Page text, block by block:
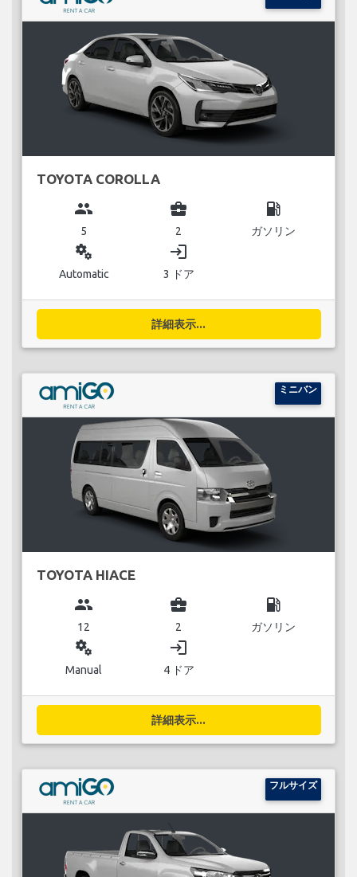
TOYOTA COROLLA
group
5
business_center
2
local_gas_station
ガソリン
miscellaneous_services
Automatic
login
3 ドア
詳細表示...
ミニバン
TOYOTA HIACE
group
12
business_center
2
local_gas_station
ガソリン
miscellaneous_services
Manual
login
4 ドア
詳細表示...
フルサイズ